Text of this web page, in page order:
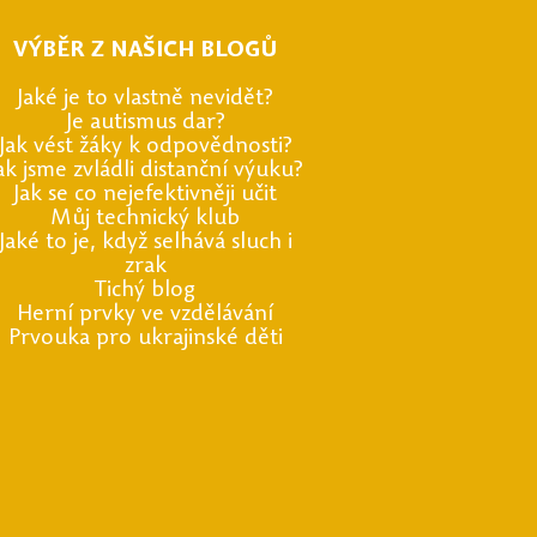
VÝBĚR Z NAŠICH BLOGŮ
aké je to vlastně nevidět?
e autismus dar?
ak vést žáky k odpovědnosti?
jsme zvládli distanční výuku?
ak se co nejefektivněji učit
Můj technický klub
aké to je, když selhává sluch i
zrak
Tichý blog
Herní prvky ve vzdělávání
Prvouka pro ukrajinské děti